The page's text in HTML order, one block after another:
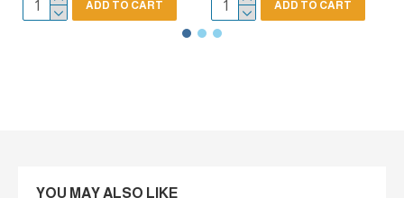
ADD TO CART ADD TO CART
YOU MAY ALSO LIKE